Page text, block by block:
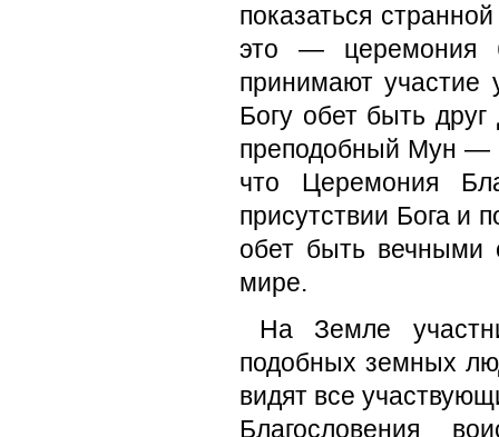
показаться
это — церемония
принимают
Богу обет быть
преподобный Мун —
что Церемония
присутствии Бога и
обет быть вечными
мире.
На Земле
подобных земных
видят все
Благословения